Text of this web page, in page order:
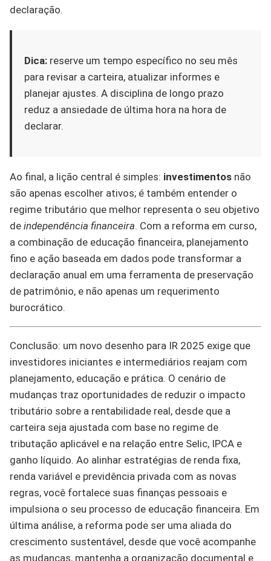
declaração.
Dica: reserve um tempo específico no seu mês
para revisar a carteira, atualizar informes e
planejar ajustes. A disciplina de longo prazo
reduz a ansiedade de última hora na hora de
declarar.
Ao final, a lição central é simples: investimentos não
são apenas escolher ativos; é também entender o
regime tributário que melhor representa o seu objetivo
de independência financeira. Com a reforma em curso,
a combinação de educação financeira, planejamento
fino e ação baseada em dados pode transformar a
declaração anual em uma ferramenta de preservação
de patrimônio, e não apenas um requerimento
burocrático.
Conclusão: um novo desenho para IR 2025 exige que
investidores iniciantes e intermediários reajam com
planejamento, educação e prática. O cenário de
mudanças traz oportunidades de reduzir o impacto
tributário sobre a rentabilidade real, desde que a
carteira seja ajustada com base no regime de
tributação aplicável e na relação entre Selic, IPCA e
ganho líquido. Ao alinhar estratégias de renda fixa,
renda variável e previdência privada com as novas
regras, você fortalece suas finanças pessoais e
impulsiona o seu processo de educação financeira. Em
última análise, a reforma pode ser uma aliada do
crescimento sustentável, desde que você acompanhe
as mudanças, mantenha a organização documental e